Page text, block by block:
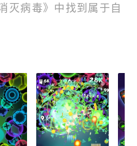
灭病毒》中找到属于自